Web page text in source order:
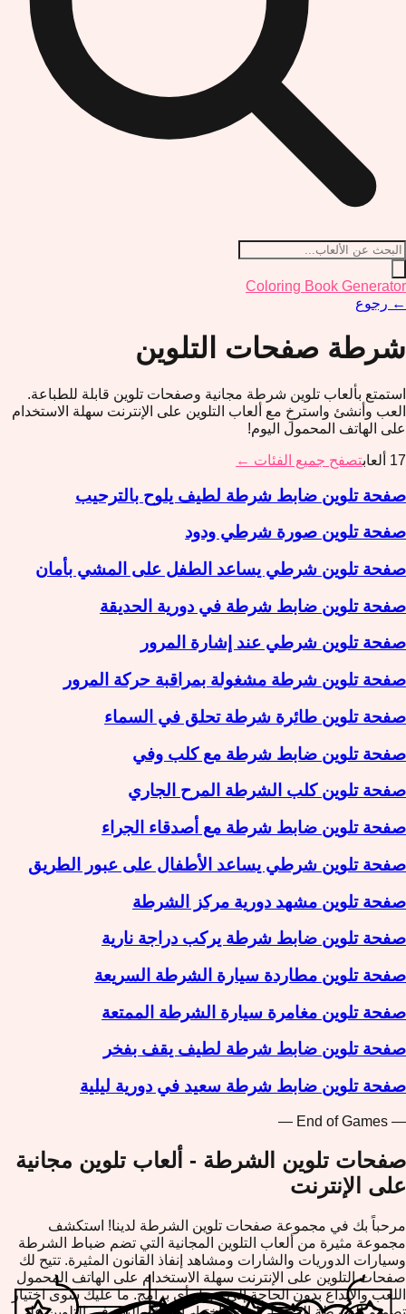
Coloring Book Generator
← رجوع
شرطة صفحات التلوين
استمتع بألعاب تلوين شرطة مجانية وصفحات تلوين قابلة للطباعة.
العب وأنشئ واسترخِ مع ألعاب التلوين على الإنترنت سهلة الاستخدام
على الهاتف المحمول اليوم!
17 ألعابتصفح جميع الفئات ←
صفحة تلوين ضابط شرطة لطيف يلوح بالترحيب
صفحة تلوين صورة شرطي ودود
صفحة تلوين شرطي يساعد الطفل على المشي بأمان
صفحة تلوين ضابط شرطة في دورية الحديقة
صفحة تلوين شرطي عند إشارة المرور
صفحة تلوين شرطة مشغولة بمراقبة حركة المرور
صفحة تلوين طائرة شرطة تحلق في السماء
صفحة تلوين ضابط شرطة مع كلب وفي
صفحة تلوين كلب الشرطة المرح الجاري
صفحة تلوين ضابط شرطة مع أصدقاء الجراء
صفحة تلوين شرطي يساعد الأطفال على عبور الطريق
صفحة تلوين مشهد دورية مركز الشرطة
صفحة تلوين ضابط شرطة يركب دراجة نارية
صفحة تلوين مطاردة سيارة الشرطة السريعة
صفحة تلوين مغامرة سيارة الشرطة الممتعة
صفحة تلوين ضابط شرطة لطيف يقف بفخر
صفحة تلوين ضابط شرطة سعيد في دورية ليلية
— End of Games —
صفحات تلوين الشرطة - ألعاب تلوين مجانية
على الإنترنت
مرحباً بك في مجموعة صفحات تلوين الشرطة لدينا! استكشف
مجموعة مثيرة من ألعاب التلوين المجانية التي تضم ضباط الشرطة
وسيارات الدوريات والشارات ومشاهد إنفاذ القانون المثيرة. تتيح لك
صفحات التلوين على الإنترنت سهلة الاستخدام على الهاتف المحمول
اللعب والإبداع بدون الحاجة إلى تنزيل أي برامج. ما عليك سوى اختيار